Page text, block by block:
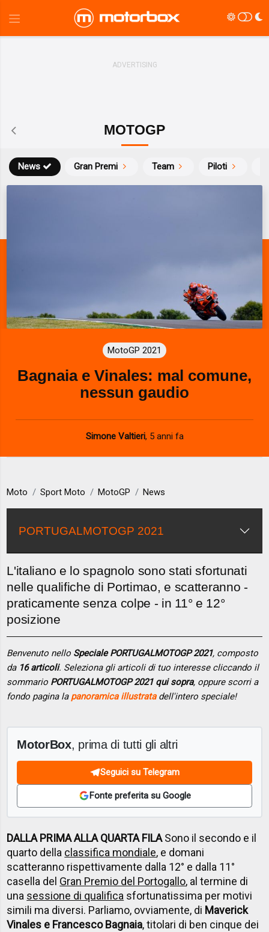
MOTOGP
News Gran Premi Team Piloti
MotoGP 2021
Bagnaia e Vinales: mal comune,
nessun gaudio
Simone Valtieri, 5 anni fa
Moto Sport Moto MotoGP News
PORTUGALMOTOGP 2021
L'italiano e lo spagnolo sono stati sfortunati
nelle qualifiche di Portimao, e scatteranno -
praticamente senza colpe - in 11° e 12°
posizione
Benvenuto nello Speciale PORTUGALMOTOGP 2021, composto
da 16 articoli. Seleziona gli articoli di tuo interesse cliccando il
sommario PORTUGALMOTOGP 2021 qui sopra, oppure scorri a
fondo pagina la panoramica illustratadell'intero speciale!
MotorBox, prima di tutti gli altri
Seguici su Telegram
Fonte preferita su Google
DALLA PRIMA ALLA QUARTA FILASono il secondo e il
quarto della classifica mondiale, e domani
scatteranno rispettivamente dalla 12° e dalla 11°
casella del Gran Premio del Portogallo, al termine di
una sessione di qualifica sfortunatissima per motivi
simili ma diversi. Parliamo, ovviamente, di Maverick
Vinales e Francesco Bagnaia, titolari di ben cinque dei